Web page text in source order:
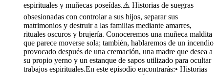
espirituales y muñecas poseídas.⚠️ Historias de suegras
obsesionadas con controlar a sus hijos, separar sus
matrimonios y destruir a las familias mediante amarres,
rituales oscuros y brujería. Conoceremos una muñeca maldita
que parece moverse sola; también, hablaremos de un incendio
provocado después de una cremación, una madre que desea a
su propio yerno y un estanque de sapos utilizado para ocultar
trabajos espirituales.En este episodio encontrarás:•⁠ ⁠Historias